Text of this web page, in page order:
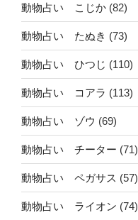
動物占い こじか (82)
動物占い たぬき (73)
動物占い ひつじ (110)
動物占い コアラ (113)
動物占い ゾウ (69)
動物占い チーター (71)
動物占い ペガサス (57)
動物占い ライオン (74)